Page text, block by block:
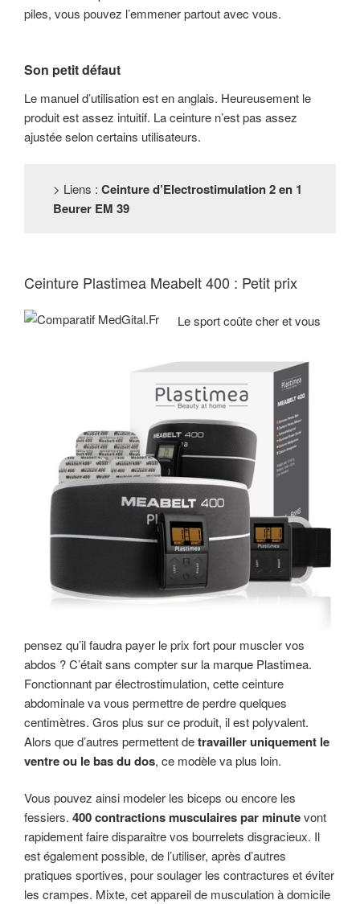
piles, vous pouvez l’emmener partout avec vous.
Son petit défaut
Le manuel d’utilisation est en anglais. Heureusement le
produit est assez intuitif. La ceinture n’est pas assez
ajustée selon certains utilisateurs.
> Liens : Ceinture d’Electrostimulation 2 en 1
Beurer EM 39
Ceinture Plastimea Meabelt 400 : Petit prix
Le sport coûte cher et vous
pensez qu’il faudra payer le prix fort pour muscler vos
abdos ? C’était sans compter sur la marque Plastimea.
Fonctionnant par électrostimulation, cette ceinture
abdominale va vous permettre de perdre quelques
centimètres. Gros plus sur ce produit, il est polyvalent.
Alors que d’autres permettent detravailler uniquement le
ventre ou le bas du dos, ce modèle va plus loin.
Vous pouvez ainsi modeler les biceps ou encore les
fessiers. 400 contractions musculaires par minutevont
rapidement faire disparaitre vos bourrelets disgracieux. Il
est également possible, de l’utiliser, après d’autres
pratiques sportives, pour soulager les contractures et éviter
les crampes. Mixte, cet appareil de musculation à domicile